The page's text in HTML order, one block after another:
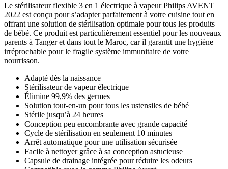
Le stérilisateur flexible 3 en 1 électrique à vapeur Philips AVENT
2022 est conçu pour s’adapter parfaitement à votre cuisine tout en
offrant une solution de stérilisation optimale pour tous les produits
de bébé. Ce produit est particulièrement essentiel pour les nouveaux
parents à Tanger et dans tout le Maroc, car il garantit une hygiène
irréprochable pour le fragile système immunitaire de votre
nourrisson.
Adapté dès la naissance
Stérilisateur de vapeur électrique
Élimine 99,9% des germes
Solution tout-en-un pour tous les ustensiles de bébé
Stérile jusqu’à 24 heures
Conception peu encombrante avec grande capacité
Cycle de stérilisation en seulement 10 minutes
Arrêt automatique pour une utilisation sécurisée
Facile à nettoyer grâce à sa conception astucieuse
Capsule de drainage intégrée pour réduire les odeurs